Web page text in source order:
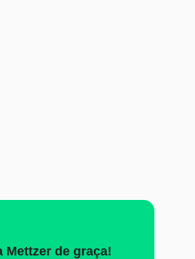
Mettzer de graça!